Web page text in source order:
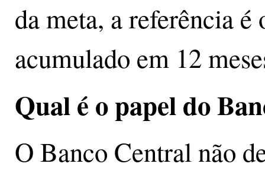
da meta, a referência
acumulado em 12
Qual é o papel do
O Banco Central não